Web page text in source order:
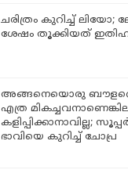
ചരിത്രം കുറിച്ച് ലിയോ;
ശേഷം തൂക്കിയത്
അങ്ങനെയൊരു
എത്ര
കളിപ്പിക്കാനാവില്ല;
ഭാവിയെ കുറിച്ച് ചോപ്ര